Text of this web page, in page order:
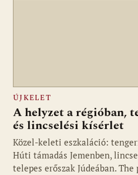
ÚJKELET
A helyzet a régióban,
és lincselési kísérlet
Közel-keleti eszkaláció:
Húti támadás Jemenben,
telepes erőszak Júdeában.